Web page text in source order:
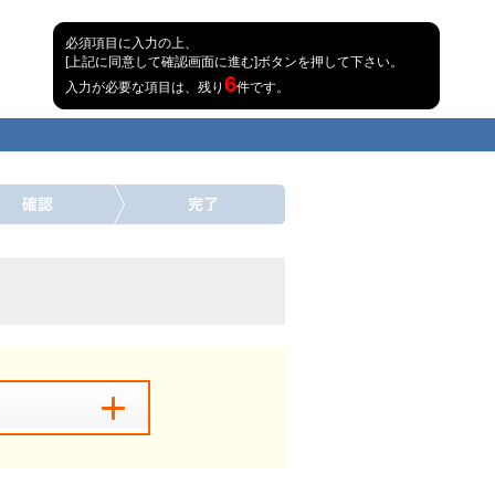
必須項目に入力の上、
[上記に同意して確認画面に進む]ボタンを押して下さい。
入力が必要な項目は、残り 6件です。